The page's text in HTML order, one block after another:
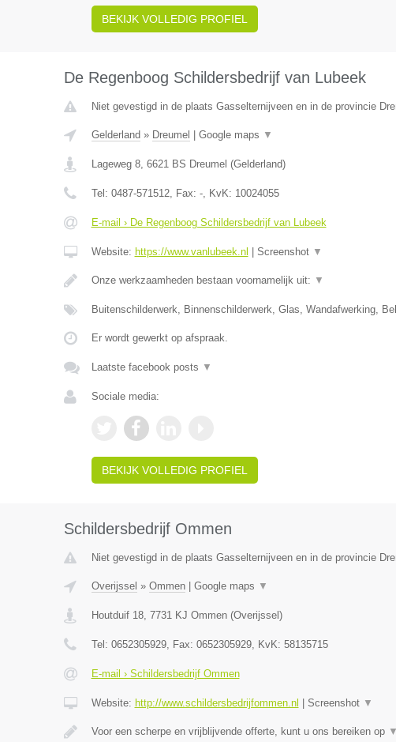
BEKIJK VOLLEDIG PROFIEL
De Regenboog Schildersbedrijf van Lubeek
Niet gevestigd in de plaats Gasselternijveen en in de provincie
Gelderland » Dreumel Google maps ▼
Lageweg 8, 6621 BS Dreumel (Gelderland)
Tel: 0487-571512, Fax: -, KvK: 10024055
E-mail › De Regenboog Schildersbedrijf van Lubeek
Website: https://www.vanlubeek.nl Screenshot ▼
Onze werkzaamheden bestaan voornamelijk uit: ▼
Buitenschilderwerk, Binnenschilderwerk, Glas, Wandafwerking,
Er wordt gewerkt op afspraak.
Laatste facebook posts ▼
Sociale media:
BEKIJK VOLLEDIG PROFIEL
Schildersbedrijf Ommen
Niet gevestigd in de plaats Gasselternijveen en in de provincie
Overijssel » Ommen| Google maps ▼
Houtduif 18, 7731 KJ Ommen(Overijssel )
Tel: 0652305929, Fax: 0652305929, KvK: 58135715
E-mail › Schildersbedrijf Ommen
Website: http://www.schildersbedrijfommen.nl Screenshot ▼
Voor een scherpe en vrijblijvende offerte, kunt u ons bereiken op ▼